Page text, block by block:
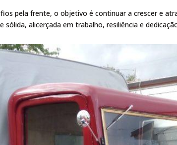
pela frente, o objetivo é continuar a crescer e
alicerçada em trabalho, resiliência e